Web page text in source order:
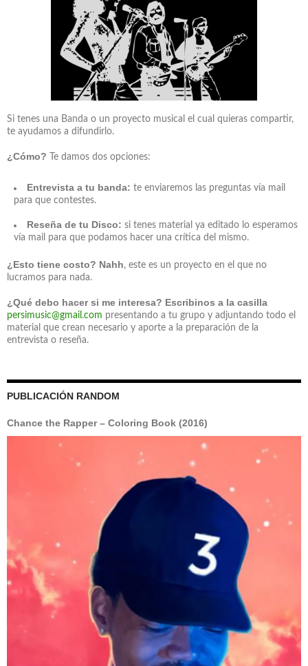
Si tenes una Banda o un proyecto musical el cual quieras compartir,
te ayudamos a difundirlo.
¿Cómo? Te damos dos opciones:
Entrevista a tu banda: te enviaremos las preguntas vía mail
para que contestes.
Reseña de tu Disco: si tenes material ya editado lo esperamos
vía mail para que podamos hacer una crítica del mismo.
¿Esto tiene costo? Nahh, este es un proyecto en el que no
lucramos para nada.
¿Qué debo hacer si me interesa? Escribinos a la casilla
persimusic@gmail.com presentando a tu grupo y adjuntando todo el
material que crean necesario y aporte a la preparación de la
entrevista o reseña.
PUBLICACIÓN RANDOM
Chance the Rapper – Coloring Book (2016)